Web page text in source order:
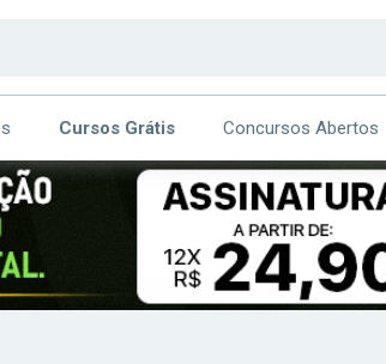
Cursos Grátis Concursos Abertos